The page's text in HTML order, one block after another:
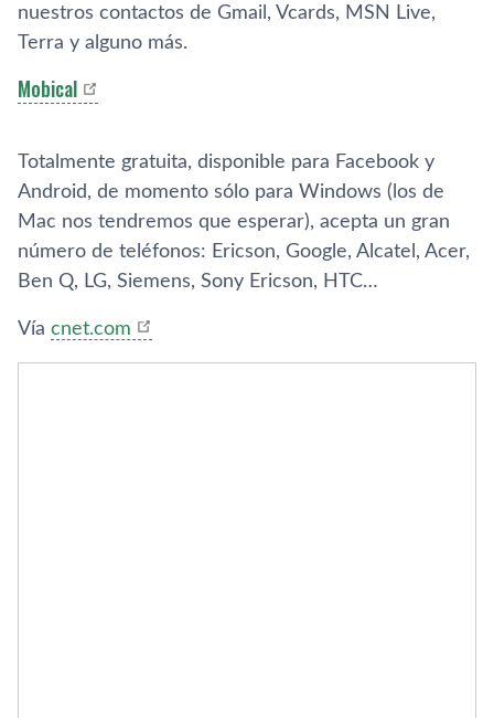
nuestros contactos de Gmail, Vcards, MSN Live,
Terra y alguno más.
Mobical
Totalmente gratuita, disponible para Facebook y
Android, de momento sólo para Windows (los de
Mac nos tendremos que esperar), acepta un gran
número de teléfonos: Ericson, Google, Alcatel, Acer,
Ben Q, LG, Siemens, Sony Ericson, HTC…
Ví­a cnet.com